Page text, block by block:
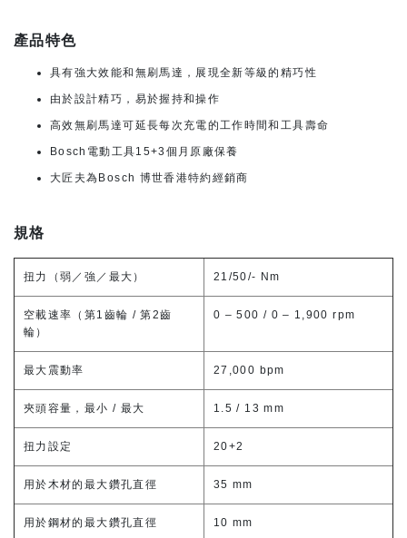
產品特色
具有強大效能和無刷馬達，展現全新等級的精巧性
由於設計精巧，易於握持和操作
高效無刷馬達可延長每次充電的工作時間和工具壽命
Bosch電動工具15+3個月原廠保養
大匠夫為Bosch 博世香港特約經銷商
規格
扭力（弱／強／最大） 21/50/- Nm
空載速率（第1齒輪 / 第2齒
輪）
0 – 500 / 0 – 1,900 rpm
最大震動率 27,000 bpm
夾頭容量，最小 / 最大 1.5 / 13 mm
扭力設定 20+2
用於木材的最大鑽孔直徑 35 mm
用於鋼材的最大鑽孔直徑 10 mm